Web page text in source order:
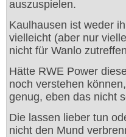
auszuspielen.
Kaulhausen ist weder
vielleicht (aber nur
nicht für Wanlo
Hätte RWE Power
noch verstehen
genug, eben das nicht
Die lassen lieber tun
nicht den Mund